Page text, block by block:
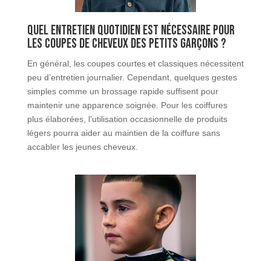
Quel entretien quotidien est nécessaire pour
les coupes de cheveux des petits garçons ?
En général, les coupes courtes et classiques nécessitent
peu d’entretien journalier. Cependant, quelques gestes
simples comme un brossage rapide suffisent pour
maintenir une apparence soignée. Pour les coiffures
plus élaborées, l’utilisation occasionnelle de produits
légers pourra aider au maintien de la coiffure sans
accabler les jeunes cheveux.